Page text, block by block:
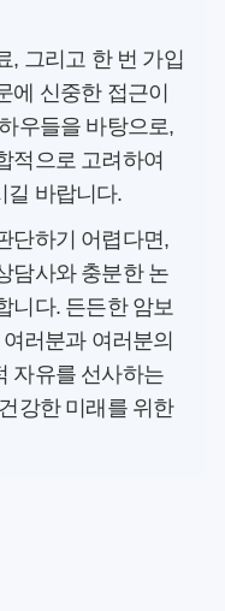
, 그리고 한 번 가입
에 신중한 접근이
우들을 바탕으로,
적으로 고려하여
길 바랍니다.
단하기 어렵다면,
담사와 충분한 논
니다. 든든한 암보
러분과 여러분의
자유를 선사하는
강한 미래를 위한